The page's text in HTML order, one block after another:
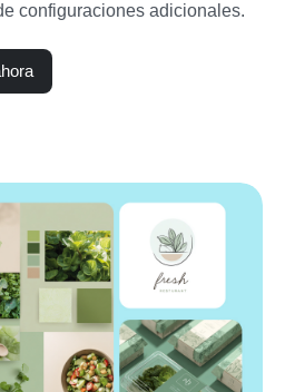
configuraciones adicionales.